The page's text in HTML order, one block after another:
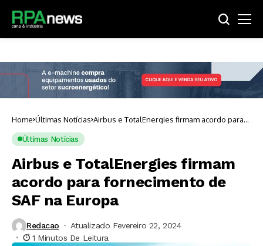
Home Últimas Notícias Airbus e TotalEnergies firmam acordo para
fornecimento de SAF na Europa
Últimas Notícias
Airbus e TotalEnergies firmam
acordo para fornecimento de
SAF na Europa
Redacao
Atualizado Fevereiro 22, 2024
1 Minutos De Leitura